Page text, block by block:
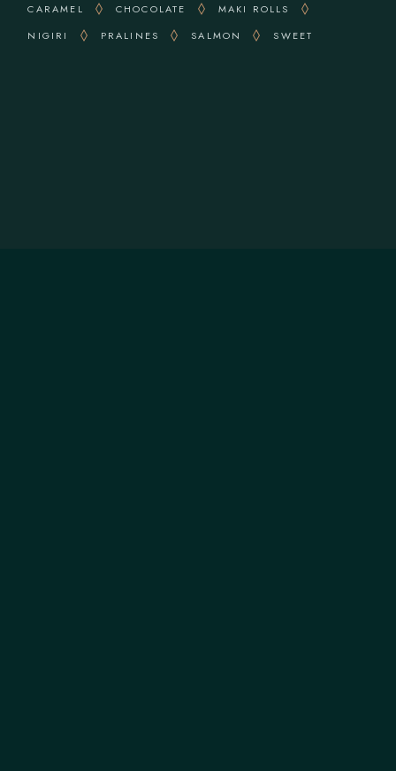
CARAMEL CHOCOLATE
MAKI ROLLS
NIGIRI
PRALINES SALMON SWEET